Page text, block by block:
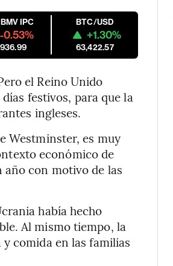
IPC
-0.53%
BTC/USD
+1.30%
63,422.57
el Reino Unido
festivos, para que la
ingleses.
Westminster, es muy
económico de
año con motivo de las
había hecho
Al mismo tiempo, la
comida en las familias